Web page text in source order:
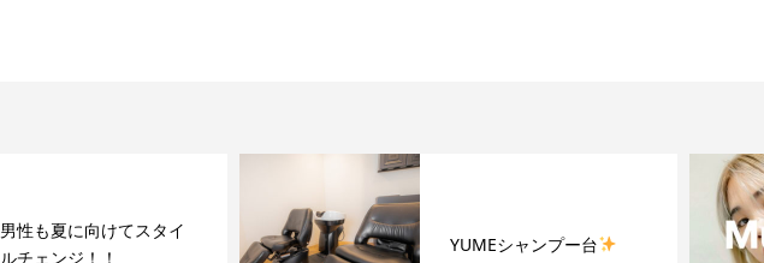
男性も夏に向けてスタイ
ルチェンジ！！
YUMEシャンプー台